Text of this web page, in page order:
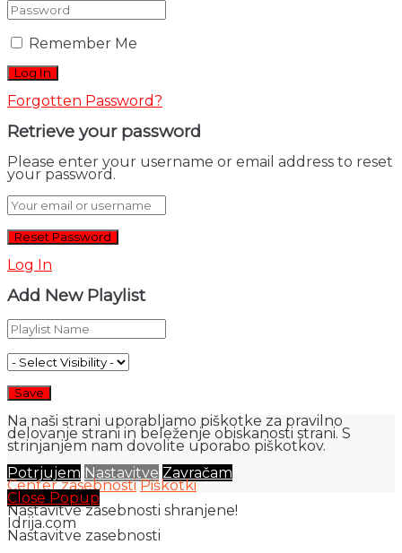
Remember Me
Forgotten Password?
Retrieve your password
Please enter your username or email address to reset
your password.
Log In
Add New Playlist
Na naši strani uporabljamo piškotke za pravilno
delovanje strani in beleženje obiskanosti strani. S
strinjanjem nam dovolite uporabo piškotkov.
Potrjujem Nastavitve Zavračam
Center zasebnosti Piškotki
Close Popup
Nastavitve zasebnosti shranjene!
Idrija.com
Nastavitve zasebnosti